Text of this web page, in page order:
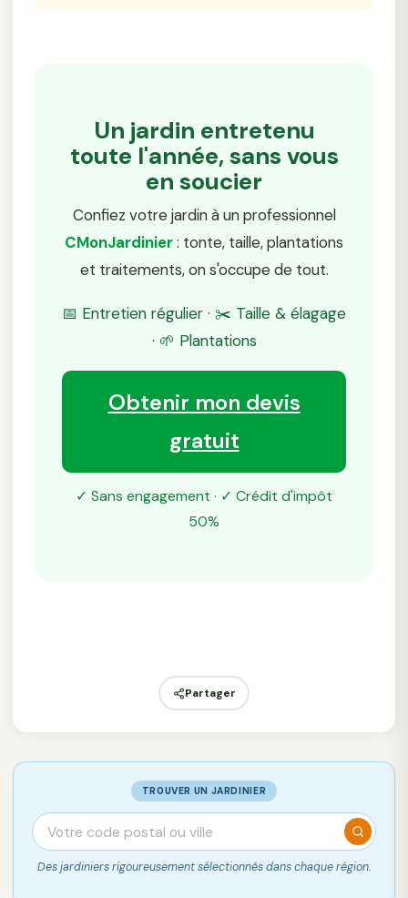
Un jardin entretenu
toute l'année, sans vous
en soucier
Confiez votre jardin à un professionnel
CMonJardinier: tonte, taille, plantations
et traitements, on s'occupe de tout.
📅 Entretien régulier · ✂️ Taille & élagage
· 🌱 Plantations
Obtenir mon devis
gratuit
✓ Sans engagement · ✓ Crédit d'impôt
50%
Partager
TROUVER UN JARDINIER
Des jardiniers rigoureusement sélectionnés dans chaque région.